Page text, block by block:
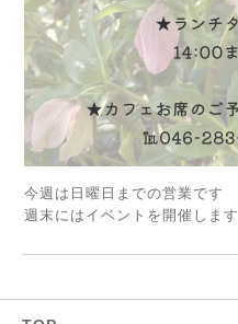
今週は日曜日までの営業です
週末にはイベントを開催します